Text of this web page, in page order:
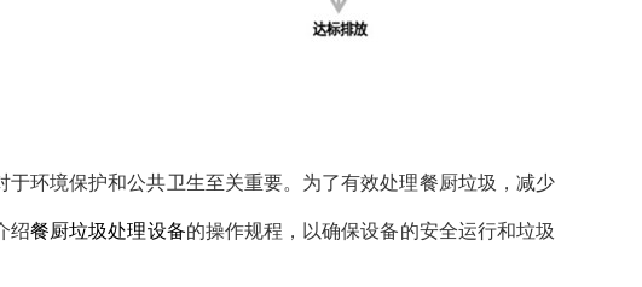
环境保护和公共卫生至关重要。为了有效处理餐厨垃圾，减少
绍餐厨垃圾处理设备的操作规程，以确保设备的安全运行和垃圾